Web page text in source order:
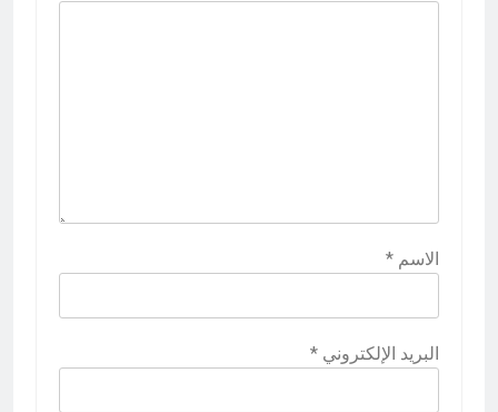
الاسم *
البريد الإلكتروني *